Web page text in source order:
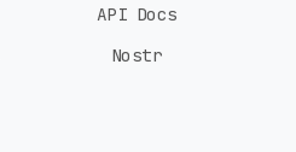
API Docs
Nostr